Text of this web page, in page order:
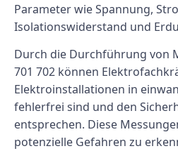
Parameter wie Spannung,
Isolationswiderstand und
Durch die Durchführung von
701 702 können
Elektroinstallationen in
fehlerfrei sind und den
entsprechen. Diese
potenzielle Gefahren zu